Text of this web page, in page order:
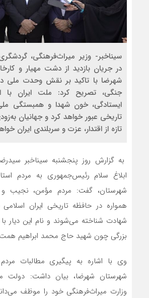
سیناخبر- وزیر میراث‌فرهنگی،
در جریان بازدید از دشت مهیار و
شهرضا با تاکید بر نقش وحدت ملی
جنگی، تصریح کرد: ملت ایران با
ایستادگی، خون شهدا و همبستگی
تاریخی عبور خواهد کرد و جهانیان
تازه از اقتدار، عزت و سربلندی ایران
به گزارش روز پنجشنبه سیناخبر
ابلاغ سلام رئیس‌جمهوری به مردم
شهرستان، گفت: مردم مؤمن، نجیب و
همواره در حافظه تاریخی ایران
شهادت شناخته می‌شوند و نام این دیار
بزرگی چون شهید حاج محمد ابراهیم
وی با اشاره به پیگیری مطالبات
شهرستان شهرضا، بیان داشت: دولت
وزارت میراث‌فرهنگی خود را موظف